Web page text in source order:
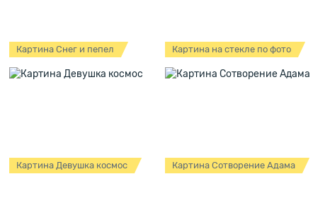
Картина Снег и пепел Картина на стекле по фото
Картина Девушка космос Картина Сотворение Адама